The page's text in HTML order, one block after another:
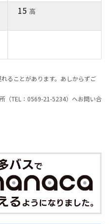
15 高
ることがあります。あしからずご
（TEL：0569-21-5234）へお問い合